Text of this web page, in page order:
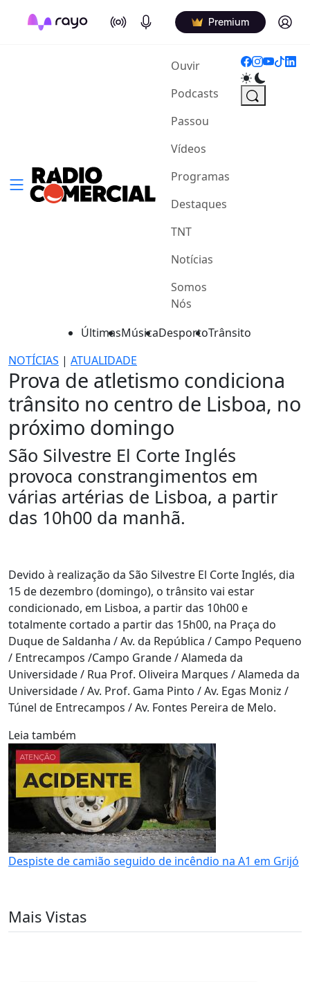
On Air Podcasts Premium Log in
Ouvir(current)
Podcasts
Passou
Vídeos
Programas
Destaques
TNT
Notícias
Somos
Nós
ÚltimasMúsicaDesportoTrânsito
NOTÍCIAS | ATUALIDADE
Prova de atletismo condiciona
trânsito no centro de Lisboa, no
próximo domingo
São Silvestre El Corte Inglés
provoca constrangimentos em
várias artérias de Lisboa, a partir
das 10h00 da manhã.
Devido à realização da São Silvestre El Corte Inglés, dia
15 de dezembro (domingo), o trânsito vai estar
condicionado, em Lisboa, a partir das 10h00 e
totalmente cortado a partir das 15h00, na Praça do
Duque de Saldanha / Av. da República / Campo Pequeno
/ Entrecampos /Campo Grande / Alameda da
Universidade / Rua Prof. Oliveira Marques / Alameda da
Universidade / Av. Prof. Gama Pinto / Av. Egas Moniz /
Túnel de Entrecampos / Av. Fontes Pereira de Melo.
Leia também
Despiste de camião seguido de incêndio na A1 em Grijó
Mais Vistas